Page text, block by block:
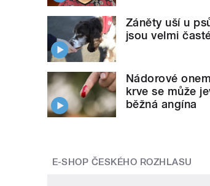
Záněty uší u
jsou velmi
Nádorové
krve se může
běžná angína
E-SHOP ČESKÉHO ROZHLASU